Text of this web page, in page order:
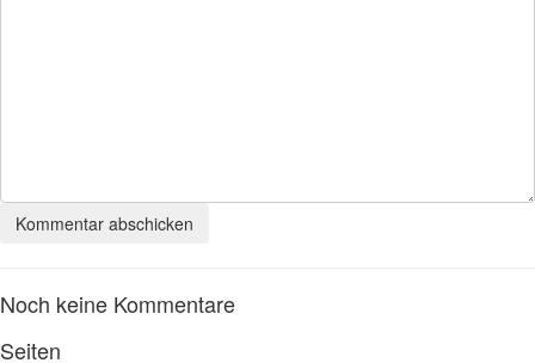
Noch keine Kommentare
Seiten